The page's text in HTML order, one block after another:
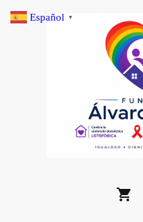
Español ▼